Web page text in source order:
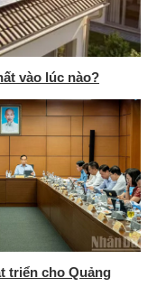
vào lúc nào?
triển cho Quảng